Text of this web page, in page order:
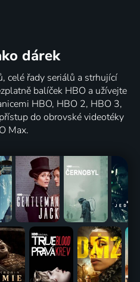
dárek
celé řady seriálů a strhující
balíček HBO a užívejte
HBO, HBO 2, HBO 3,
do obrovské videotéky
Max.